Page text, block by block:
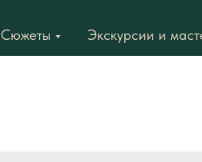
Сюжеты Экскурсии и